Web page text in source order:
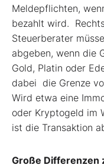
Meldepflichten,
bezahlt wird.
Steuerberater
abgeben, wenn die
Gold, Platin oder
dabei die Grenze
Wird etwa eine
oder Kryptogeld im
ist die Transaktion
Große Differenzen